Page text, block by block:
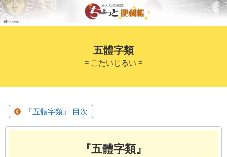
五體字類
= ごたいじるい =
『五體字類』 目次
『五體字類』